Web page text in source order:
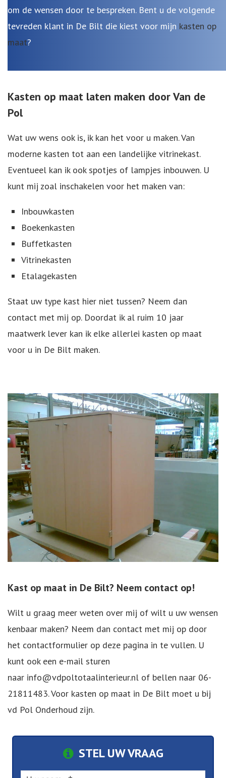
om de wensen door te bespreken. Bent u de volgende
tevreden klant in De Bilt die kiest voor mijn kasten op
maat?
Kasten op maat laten maken door Van de
Pol
Wat uw wens ook is, ik kan het voor u maken. Van
moderne kasten tot aan een landelijke vitrinekast.
Eventueel kan ik ook spotjes of lampjes inbouwen. U
kunt mij zoal inschakelen voor het maken van:
Inbouwkasten
Boekenkasten
Buffetkasten
Vitrinekasten
Etalagekasten
Staat uw type kast hier niet tussen? Neem dan
contact met mij op. Doordat ik al ruim 10 jaar
maatwerk lever kan ik elke allerlei kasten op maat
voor u in De Bilt maken.
Kast op maat in De Bilt? Neem contact op!
Wilt u graag meer weten over mij of wilt u uw wensen
kenbaar maken? Neem dan contact met mij op door
het contactformulier op deze pagina in te vullen. U
kunt ook een e-mail sturen
naar info@vdpoltotaalinterieur.nl of bellen naar 06-
21811483. Voor kasten op maat in De Bilt moet u bij
vd Pol Onderhoud zijn.
STEL UW VRAAG